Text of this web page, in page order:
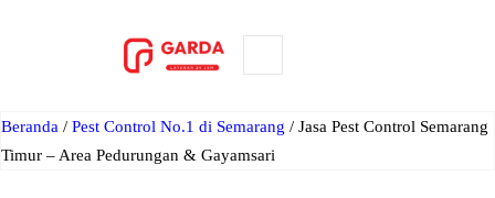
Beranda / Pest Control No.1 di Semarang / Jasa Pest Control Semarang
Timur – Area Pedurungan & Gayamsari